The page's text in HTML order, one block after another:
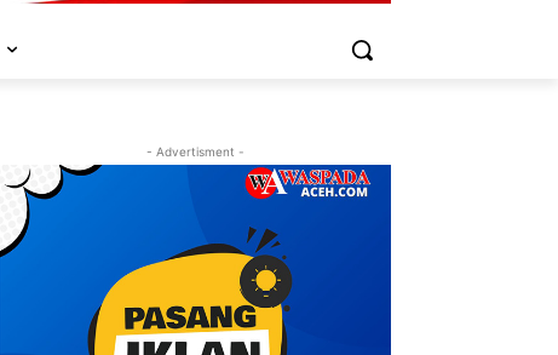
- Advertisment -